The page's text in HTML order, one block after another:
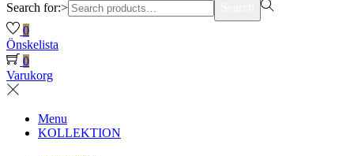
Search for:>
0
Önskelista
0
Varukorg
Menu
KOLLEKTION